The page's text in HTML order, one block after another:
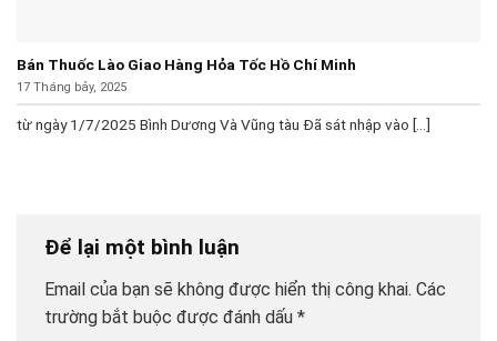
Bán Thuốc Lào Giao Hàng Hỏa Tốc Hồ Chí Minh
17 Tháng bảy, 2025
từ ngày 1/7/2025 Bình Dương Và Vũng tàu Đã sát nhập vào [...]
Để lại một bình luận
Email của bạn sẽ không được hiển thị công khai. Các
trường bắt buộc được đánh dấu *